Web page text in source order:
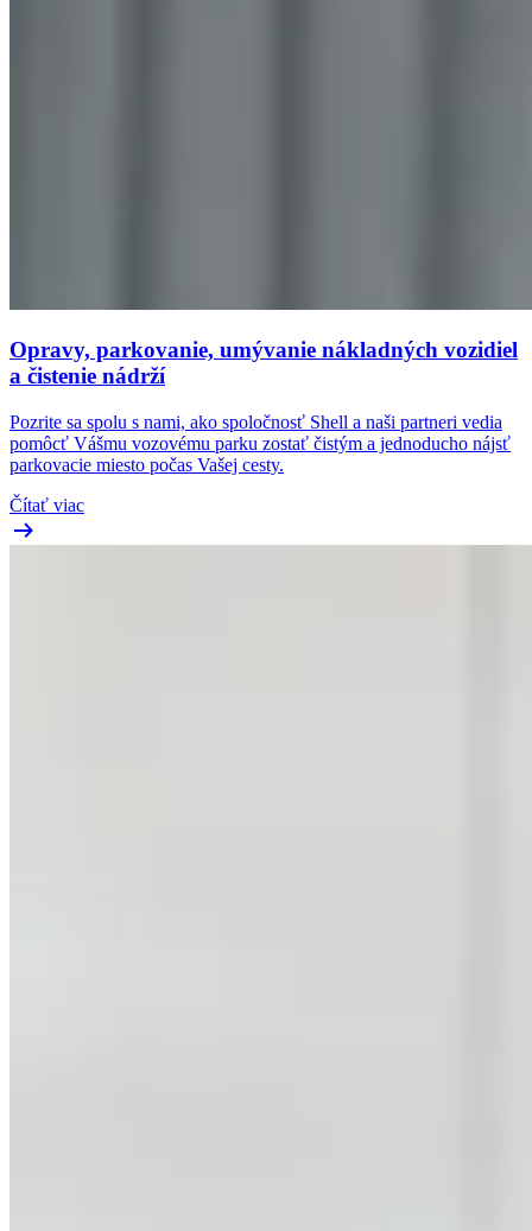
Opravy, parkovanie, umývanie nákladných vozidiel
a čistenie nádrží
Pozrite sa spolu s nami, ako spoločnosť Shell a naši partneri vedia
pomôcť Vášmu vozovému parku zostať čistým a jednoducho nájsť
parkovacie miesto počas Vašej cesty.
Čítať viac